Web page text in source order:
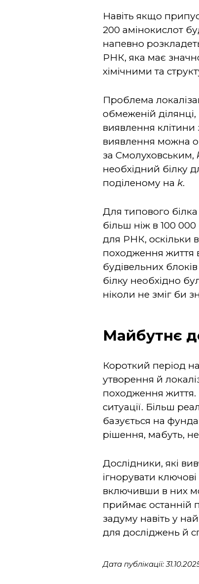
Навіть якщо
200 амінокислот
напевно
РНК, яка має
хімічними та
Проблема
обмеженій
виявлення
виявлення можна
за Смолуховським,
необхідний білку
поділеному на k.
Для типового
більш ніж в 100
для РНК, оскільки
походження життя
будівельних
білку необхідно
ніколи не зміг би
Майбутнє
Короткий період
утворення й
походження життя.
ситуації. Більш
базується на
рішення, мабуть,
Дослідники, які
ігнорувати
включивши в них
приймає останній
задуму навіть у
для досліджень й
Дата публікації: